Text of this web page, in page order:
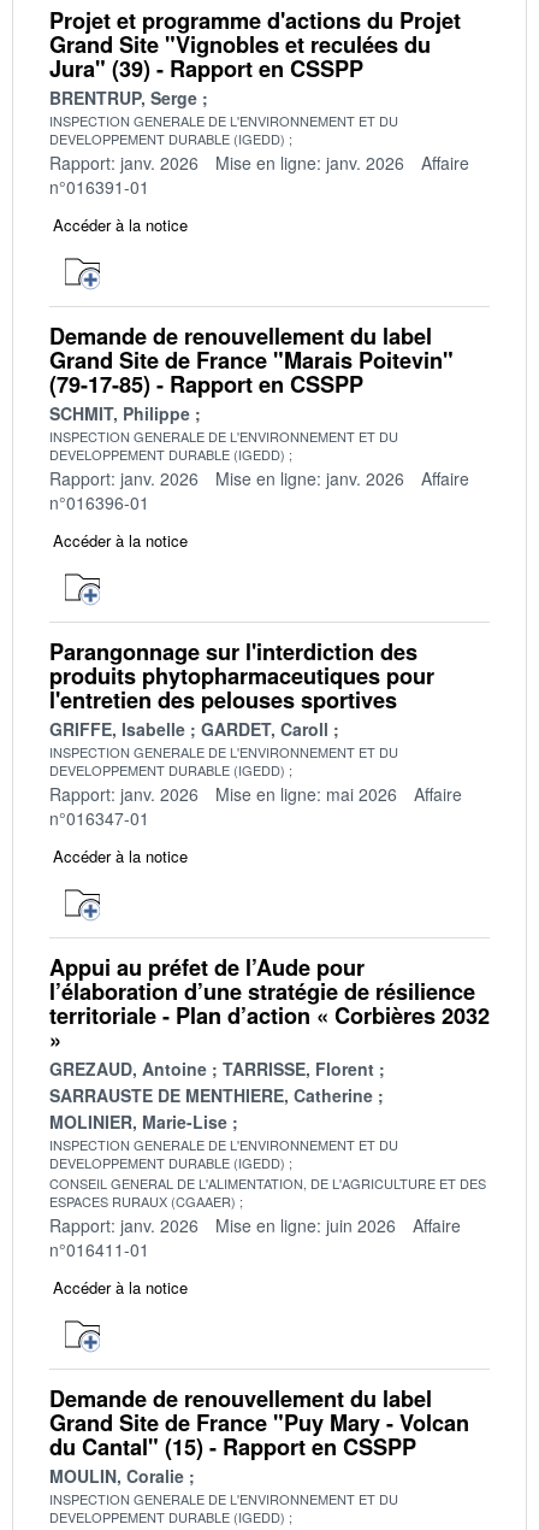
Projet et programme d'actions du Projet
Grand Site "Vignobles et reculées du
Jura" (39) - Rapport en CSSPP
BRENTRUP, Serge
INSPECTION GENERALE DE L'ENVIRONNEMENT ET DU
DEVELOPPEMENT DURABLE (IGEDD)
Rapport: janv. 2026 Mise en ligne: janv. 2026
Affaire
n°016391-01
Accéder à la notice
Demande de renouvellement du label
Grand Site de France "Marais Poitevin"
(79-17-85) - Rapport en CSSPP
SCHMIT, Philippe
INSPECTION GENERALE DE L'ENVIRONNEMENT ET DU
DEVELOPPEMENT DURABLE (IGEDD)
Rapport: janv. 2026 Mise en ligne: janv. 2026
Affaire
n°016396-01
Accéder à la notice
Parangonnage sur l'interdiction des
produits phytopharmaceutiques pour
l'entretien des pelouses sportives
GRIFFE, Isabelle GARDET, Caroll
INSPECTION GENERALE DE L'ENVIRONNEMENT ET DU
DEVELOPPEMENT DURABLE (IGEDD)
Rapport: janv. 2026 Mise en ligne: mai 2026
Affaire
n°016347-01
Accéder à la notice
Appui au préfet de l’Aude pour
l’élaboration d’une stratégie de résilience
territoriale - Plan d’action « Corbières 2032
»
GREZAUD, Antoine
TARRISSE, Florent
SARRAUSTE DE MENTHIERE, Catherine
MOLINIER, Marie-Lise
INSPECTION GENERALE DE L'ENVIRONNEMENT ET DU
DEVELOPPEMENT DURABLE (IGEDD)
CONSEIL GENERAL DE L'ALIMENTATION, DE L'AGRICULTURE ET DES
ESPACES RURAUX (CGAAER)
Rapport: janv. 2026 Mise en ligne: juin 2026
Affaire
n°016411-01
Accéder à la notice
Demande de renouvellement du label
Grand Site de France "Puy Mary - Volcan
du Cantal" (15) - Rapport en CSSPP
MOULIN, Coralie
INSPECTION GENERALE DE L'ENVIRONNEMENT ET DU
DEVELOPPEMENT DURABLE (IGEDD)